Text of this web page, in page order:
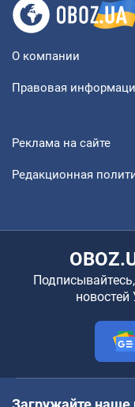
О компании
Правовая
Реклама на сайте
Редакционная